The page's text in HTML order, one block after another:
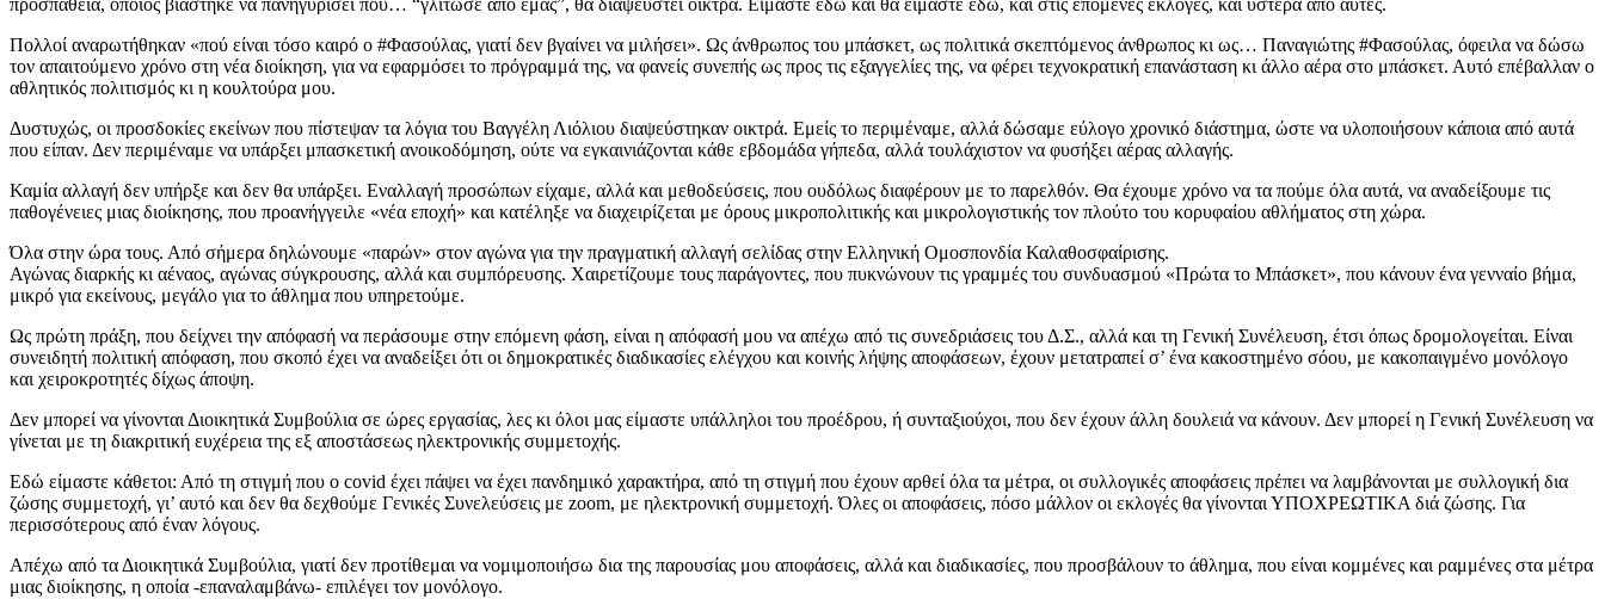
προσπάθεια, όποιος βιάστηκε να πανηγυρίσει που… “γλίτωσε από εμάς”, θα διαψευστεί οικτρά. Είμαστε εδώ και θα είμαστε εδώ, και στις επόμενες εκλογές, και ύστερα από αυτές.
Πολλοί αναρωτήθηκαν «πού είναι τόσο καιρό ο #Φασούλας, γιατί δεν βγαίνει να μιλήσει». Ως άνθρωπος του μπάσκετ, ως πολιτικά σκεπτόμενος άνθρωπος κι ως… Παναγιώτης #Φασούλας, όφειλα να δώσω
τον απαιτούμενο χρόνο στη νέα διοίκηση, για να εφαρμόσει το πρόγραμμά της, να φανείς συνεπής ως προς τις εξαγγελίες της, να φέρει τεχνοκρατική επανάσταση κι άλλο αέρα στο μπάσκετ. Αυτό επέβαλλαν ο
αθλητικός πολιτισμός κι η κουλτούρα μου.
Δυστυχώς, οι προσδοκίες εκείνων που πίστεψαν τα λόγια του Βαγγέλη Λιόλιου διαψεύστηκαν οικτρά. Εμείς το περιμέναμε, αλλά δώσαμε εύλογο χρονικό διάστημα, ώστε να υλοποιήσουν κάποια από αυτά
που είπαν. Δεν περιμέναμε να υπάρξει μπασκετική ανοικοδόμηση, ούτε να εγκαινιάζονται κάθε εβδομάδα γήπεδα, αλλά τουλάχιστον να φυσήξει αέρας αλλαγής.
Καμία αλλαγή δεν υπήρξε και δεν θα υπάρξει. Εναλλαγή προσώπων είχαμε, αλλά και μεθοδεύσεις, που ουδόλως διαφέρουν με το παρελθόν. Θα έχουμε χρόνο να τα πούμε όλα αυτά, να αναδείξουμε τις
παθογένειες μιας διοίκησης, που προανήγγειλε «νέα εποχή» και κατέληξε να διαχειρίζεται με όρους μικροπολιτικής και μικρολογιστικής τον πλούτο του κορυφαίου αθλήματος στη χώρα.
Όλα στην ώρα τους. Από σήμερα δηλώνουμε «παρών» στον αγώνα για την πραγματική αλλαγή σελίδας στην Ελληνική Ομοσπονδία Καλαθοσφαίρισης.
Αγώνας διαρκής κι αέναος, αγώνας σύγκρουσης, αλλά και συμπόρευσης. Χαιρετίζουμε τους παράγοντες, που πυκνώνουν τις γραμμές του συνδυασμού «Πρώτα το Μπάσκετ», που κάνουν ένα γενναίο βήμα,
μικρό για εκείνους, μεγάλο για το άθλημα που υπηρετούμε.
Ως πρώτη πράξη, που δείχνει την απόφασή να περάσουμε στην επόμενη φάση, είναι η απόφασή μου να απέχω από τις συνεδριάσεις του Δ.Σ., αλλά και τη Γενική Συνέλευση, έτσι όπως δρομολογείται. Είναι
συνειδητή πολιτική απόφαση, που σκοπό έχει να αναδείξει ότι οι δημοκρατικές διαδικασίες ελέγχου και κοινής λήψης αποφάσεων, έχουν μετατραπεί σ’ ένα κακοστημένο σόου, με κακοπαιγμένο μονόλογο
και χειροκροτητές δίχως άποψη.
Δεν μπορεί να γίνονται Διοικητικά Συμβούλια σε ώρες εργασίας, λες κι όλοι μας είμαστε υπάλληλοι του προέδρου, ή συνταξιούχοι, που δεν έχουν άλλη δουλειά να κάνουν. Δεν μπορεί η Γενική Συνέλευση να
γίνεται με τη διακριτική ευχέρεια της εξ αποστάσεως ηλεκτρονικής συμμετοχής.
Εδώ είμαστε κάθετοι: Από τη στιγμή που ο covid έχει πάψει να έχει πανδημικό χαρακτήρα, από τη στιγμή που έχουν αρθεί όλα τα μέτρα, οι συλλογικές αποφάσεις πρέπει να λαμβάνονται με συλλογική δια
ζώσης συμμετοχή, γι’ αυτό και δεν θα δεχθούμε Γενικές Συνελεύσεις με zoom, με ηλεκτρονική συμμετοχή. Όλες οι αποφάσεις, πόσο μάλλον οι εκλογές θα γίνονται ΥΠΟΧΡΕΩΤΙΚΑ διά ζώσης. Για
περισσότερους από έναν λόγους.
Απέχω από τα Διοικητικά Συμβούλια, γιατί δεν προτίθεμαι να νομιμοποιήσω δια της παρουσίας μου αποφάσεις, αλλά και διαδικασίες, που προσβάλουν το άθλημα, που είναι κομμένες και ραμμένες στα μέτρα
μιας διοίκησης, η οποία -επαναλαμβάνω- επιλέγει τον μονόλογο.